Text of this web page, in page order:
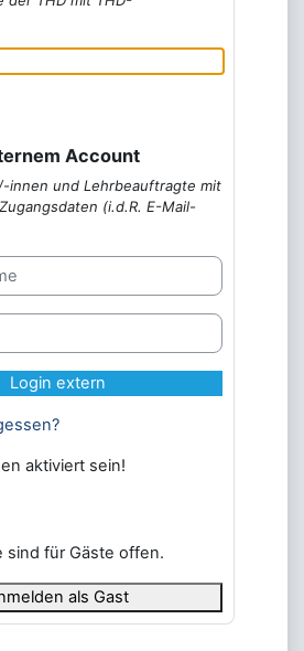
Account
innen und Lehrbeauftragte mit
(i.d.R. E-Mail-
Login extern
aktiviert sein!
sind für Gäste offen.
als Gast